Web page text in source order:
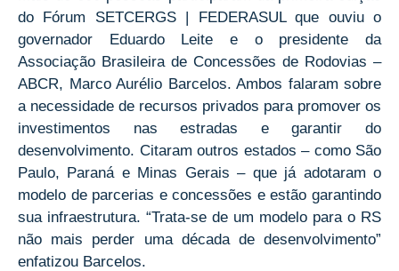
do Fórum SETCERGS | FEDERASUL que ouviu o
governador Eduardo Leite e o presidente da
Associação Brasileira de Concessões de Rodovias –
ABCR, Marco Aurélio Barcelos. Ambos falaram sobre
a necessidade de recursos privados para promover os
investimentos nas estradas e garantir do
desenvolvimento. Citaram outros estados – como São
Paulo, Paraná e Minas Gerais – que já adotaram o
modelo de parcerias e concessões e estão garantindo
sua infraestrutura. “Trata-se de um modelo para o RS
não mais perder uma década de desenvolvimento”
enfatizou Barcelos.